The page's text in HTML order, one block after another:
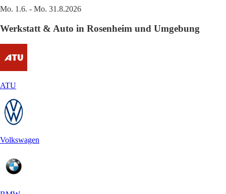
Mo. 1.6. - Mo. 31.8.2026
Werkstatt & Auto in Rosenheim und Umgebung
ATU
Volkswagen